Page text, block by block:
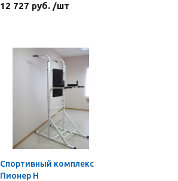
12 727 руб. /шт
Спортивный комплекс
Пионер Н